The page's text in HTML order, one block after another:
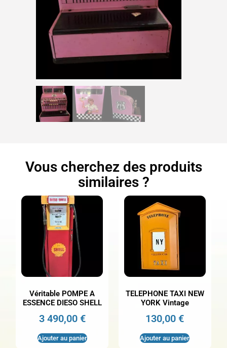
Vous cherchez des produits
similaires ?
Véritable POMPE A
ESSENCE DIESO SHELL
3 490,00 €
Ajouter au panier
TELEPHONE TAXI NEW
YORK Vintage
130,00€
Ajouter au panier